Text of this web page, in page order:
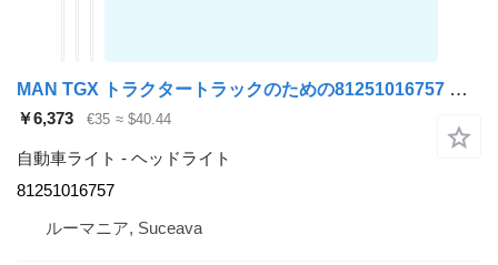
MAN TGX トラクタートラックのための81251016757 ヘッドライト
￥6,373 €35 ≈ $40.44
自動車ライト - ヘッドライト
81251016757
ルーマニア, Suceava